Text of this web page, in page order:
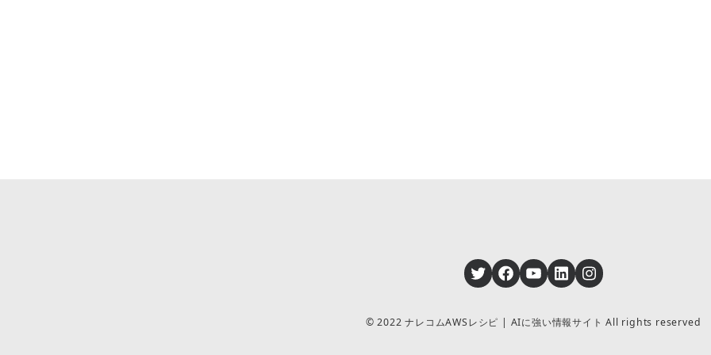
Twitter Facebook YouTube LinkedIn Instagram
© 2022 ナレコムAWSレシピ | AIに強い情報サイト All rights reserved